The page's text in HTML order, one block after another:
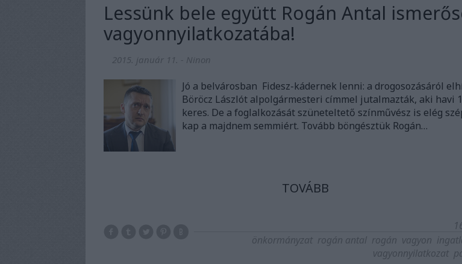
Lessünk bele együtt Rogán Antal
vagyonnyilatkozatába!
2015. január 11. - Ninon
Jó a belvárosban Fidesz-kádernek lenni: a drogosozásáról
Böröcz Lászlót alpolgármesteri címmel jutalmazták, aki havi
keres. De a foglalkozását szüneteltető színművész is elég
kap a majdnem semmiért. Tovább böngésztük Rogán…
TOVÁBB
önkormányzat rogán antal rogán vagyon
vagyonnyilatkozat